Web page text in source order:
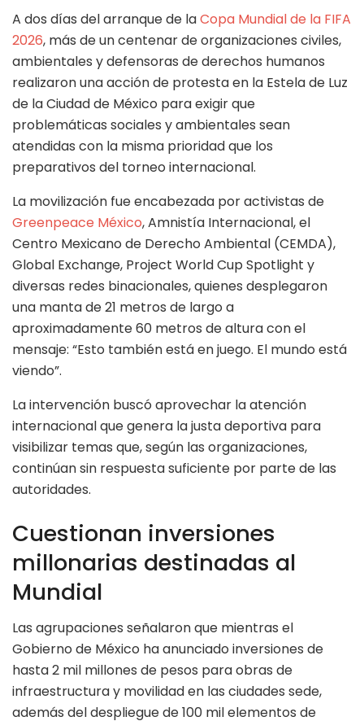
A dos días del arranque de laCopa Mundial de la FIFA
2026, más de un centenar de organizaciones civiles,
ambientales y defensoras de derechos humanos
realizaron una acción de protesta en la Estela de Luz
de la Ciudad de México para exigir que
problemáticas sociales y ambientales sean
atendidas con la misma prioridad que los
preparativos del torneo internacional.
La movilización fue encabezada por activistas de
Greenpeace México, Amnistía Internacional, el
Centro Mexicano de Derecho Ambiental (CEMDA),
Global Exchange, Project World Cup Spotlight y
diversas redes binacionales, quienes desplegaron
una manta de 21 metros de largo a
aproximadamente 60 metros de altura con el
mensaje: “Esto también está en juego. El mundo está
viendo”.
La intervención buscó aprovechar la atención
internacional que genera la justa deportiva para
visibilizar temas que, según las organizaciones,
continúan sin respuesta suficiente por parte de las
autoridades.
Cuestionan inversiones
millonarias destinadas al
Mundial
Las agrupaciones señalaron que mientras el
Gobierno de México ha anunciado inversiones de
hasta 2 mil millones de pesos para obras de
infraestructura y movilidad en las ciudades sede,
además del despliegue de 100 mil elementos de